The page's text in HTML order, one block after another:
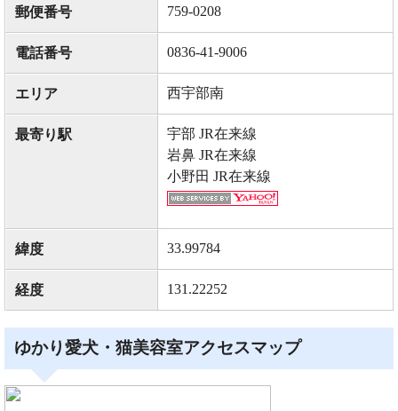
郵便番号 759-0208
電話番号 0836-41-9006
エリア 西宇部南
最寄り駅
宇部 JR在来線
岩鼻 JR在来線
小野田 JR在来線
緯度 33.99784
経度 131.22252
ゆかり愛犬・猫美容室アクセスマップ